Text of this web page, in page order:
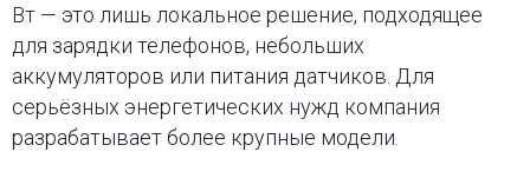
Вт — это лишь локальное решение, подходящее
для зарядки телефонов, небольших
аккумуляторов или питания датчиков. Для
серьёзных энергетических нужд компания
разрабатывает более крупные модели.